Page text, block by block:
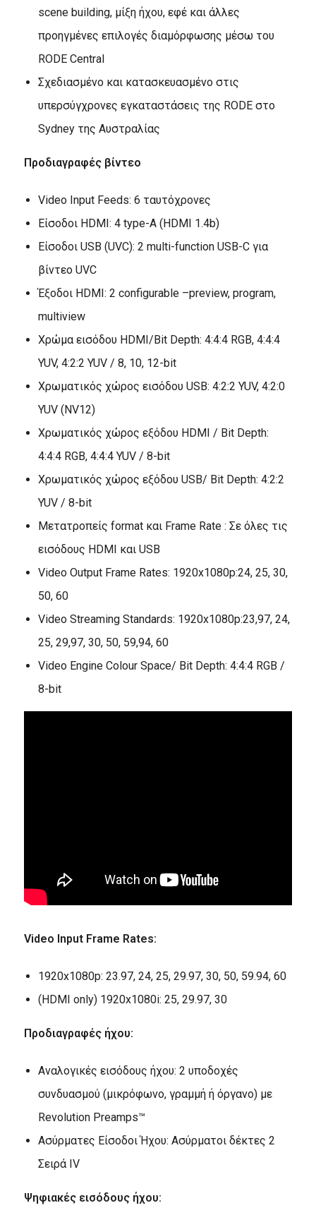
scene building, μίξη ήχου, εφέ και άλλες
προηγμένες επιλογές διαμόρφωσης μέσω του
RODE Central
Σχεδιασμένο και κατασκευασμένο στις
υπερσύγχρονες εγκαταστάσεις της RODE στο
Sydney της Αυστραλίας
Προδιαγραφές βίντεο
Video Input Feeds: 6 ταυτόχρονες
Είσοδοι HDMI: 4 type-A (HDMI 1.4b)
Είσοδοι USB (UVC): 2 multi-function USB-C για
βίντεο UVC
Έξοδοι HDMI: 2 configurable –preview, program,
multiview
Χρώμα εισόδου HDMI/Bit Depth: 4:4:4 RGB, 4:4:4
YUV, 4:2:2 YUV / 8, 10, 12-bit
Χρωματικός χώρος εισόδου USB: 4:2:2 YUV, 4:2:0
YUV (NV12)
Χρωματικός χώρος εξόδου HDMI / Bit Depth:
4:4:4 RGB, 4:4:4 YUV / 8-bit
Χρωματικός χώρος εξόδου USB/ Bit Depth: 4:2:2
YUV / 8-bit
Μετατροπείς format και Frame Rate : Σε όλες τις
εισόδους HDMI και USB
Video Output Frame Rates: 1920x1080p:24, 25, 30,
50, 60
Video Streaming Standards: 1920x1080p:23,97, 24,
25, 29,97, 30, 50, 59,94, 60
Video Engine Colour Space/ Bit Depth: 4:4:4 RGB /
8-bit
Video Input Frame Rates:
1920x1080p: 23.97, 24, 25, 29.97, 30, 50, 59.94, 60
(HDMI only) 1920x1080i: 25, 29.97, 30
Προδιαγραφές ήχου:
Αναλογικές εισόδους ήχου: 2 υποδοχές
συνδυασμού (μικρόφωνο, γραμμή ή όργανο) με
Revolution Preamps™
Ασύρματες Είσοδοι Ήχου: Ασύρματοι δέκτες 2
Σειρά IV
Ψηφιακές εισόδους ήχου: